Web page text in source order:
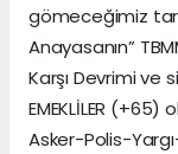
gömeceğimiz
Anayasanın”
Karşı Devrimi ve
EMEKLİLER
Asker-Polis-